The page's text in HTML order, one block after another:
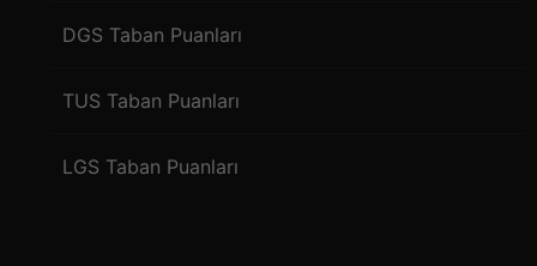
DGS Taban Puanları
TUS Taban Puanları
LGS Taban Puanları